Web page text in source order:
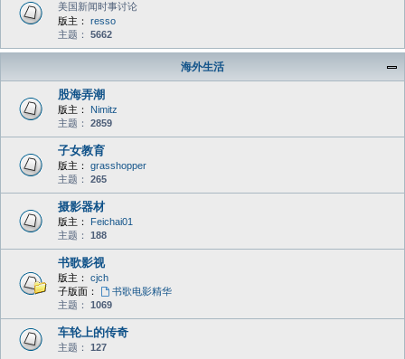
美国新闻时事讨论
版主：
resso
主题： 5662
海外生活
股海弄潮
版主：
Nimitz
主题： 2859
子女教育
版主：
grasshopper
主题： 265
摄影器材
版主：
Feichai01
主题： 188
书歌影视
版主：
cjch
子版面：
书歌电影精华
主题： 1069
车轮上的传奇
主题： 127